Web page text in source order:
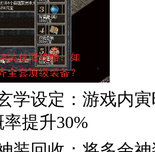
学设定：游戏内
提升30%